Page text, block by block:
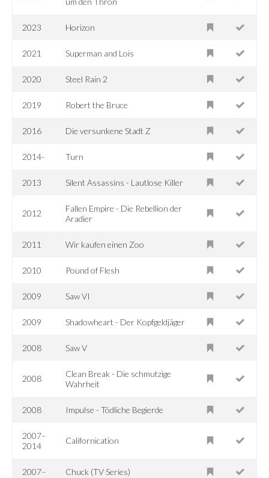
2023 Horizon
2021 Superman and Lois
2020 Steel Rain 2
2019 Robert the Bruce
2016 Die versunkene Stadt Z
2014- Turn
2013 Silent Assassins - Lautlose Killer
2012
Fallen Empire - Die Rebellion der
Aradier
2011 Wir kaufen einen Zoo
2010 Pound of Flesh
2009 Saw VI
2009 Shadowheart - Der Kopfgeldjäger
2008 Saw V
2008
Clean Break - Die schmutzige
Wahrheit
2008 Impulse - Tödliche Begierde
2007–
2014
Californication
2007– Chuck (TV Series)